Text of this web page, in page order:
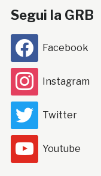
Segui la GRB
Facebook
Instagram
Twitter
Youtube